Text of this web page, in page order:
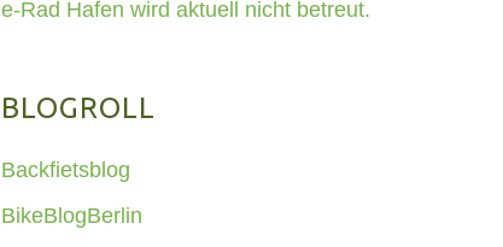
e-Rad Hafen wird aktuell nicht betreut.
BLOGROLL
Backfietsblog
BikeBlogBerlin